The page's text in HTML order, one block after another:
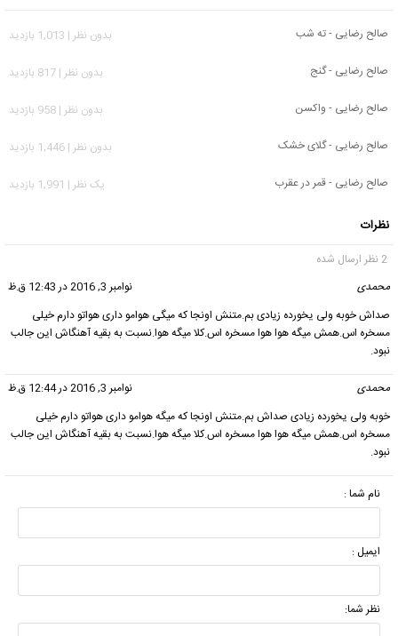
صالح رضایی - ته شب
بدون نظر | 1,013 بازدید
صالح رضایی - گنج
بدون نظر | 817 بازدید
صالح رضایی - واکسن
بدون نظر | 958 بازدید
صالح رضایی - گلای خشک
بدون نظر | 1,446 بازدید
صالح رضایی - قمر در عقرب
يک نظر | 1,991 بازدید
نظرات
2 نظر ارسال شده
محمدی
نوامبر 3, 2016 در 12:43 ق.ظ
صداش خوبه ولی یخورده زیادی بم.متنش اونجا که میگی هوامو داری هواتو دارم خیلی
مسخره اس.همش میگه هوا هوا مسخره اس.کلا میگه هوا.نسبت به بقیه آهنگاش این جالب
نبود.
محمدی
نوامبر 3, 2016 در 12:44 ق.ظ
خوبه ولی یخورده زیادی صداش بم.متنش اونجا که میگه هوامو داری هواتو دارم خیلی
مسخره اس.همش میگه هوا هوا مسخره اس.کلا میگه هوا.نسبت به بقیه آهنگاش این جالب
نبود.
نام شما :
ایمیل :
نظر شما: